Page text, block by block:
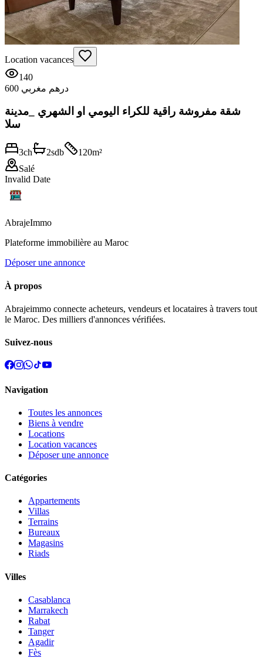
Location vacances
140
600 درهم مغربي
شقة مفروشة راقية للكراء اليومي او الشهري _مدينة
سلا
3ch 2sdb 120m²
Salé
Invalid Date
AbrajeImmo
Plateforme immobilière au Maroc
Déposer une annonce
À propos
Abrajeimmo connecte acheteurs, vendeurs et locataires à travers tout
le Maroc. Des milliers d'annonces vérifiées.
Suivez-nous
Navigation
Toutes les annonces
Biens à vendre
Locations
Location vacances
Déposer une annonce
Catégories
Appartements
Villas
Terrains
Bureaux
Magasins
Riads
Villes
Casablanca
Marrakech
Rabat
Tanger
Agadir
Fès